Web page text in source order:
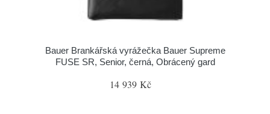
Bauer Brankářská vyrážečka Bauer Supreme
FUSE SR, Senior, černá, Obrácený gard
14 939 Kč